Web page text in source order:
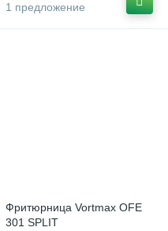
1 предложение
Фритюрница Vortmax OFE
301 SPLIT